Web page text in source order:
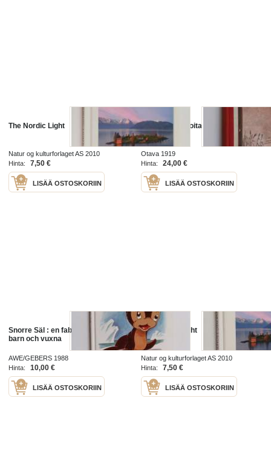
The Nordic Light
Natur og kulturforlaget AS 2010
Hinta:
7,50 €
LISÄÄ OSTOSKORIIN
Kuningastarinoita
Otava 1919
Hinta:
24,00 €
LISÄÄ OSTOSKORIIN
Snorre Säl : en fabel i färger för
barn och vuxna
AWE/GEBERS 1988
Hinta:
10,00 €
LISÄÄ OSTOSKORIIN
The Nordic Light
Natur og kulturforlaget AS 2010
Hinta:
7,50 €
LISÄÄ OSTOSKORIIN